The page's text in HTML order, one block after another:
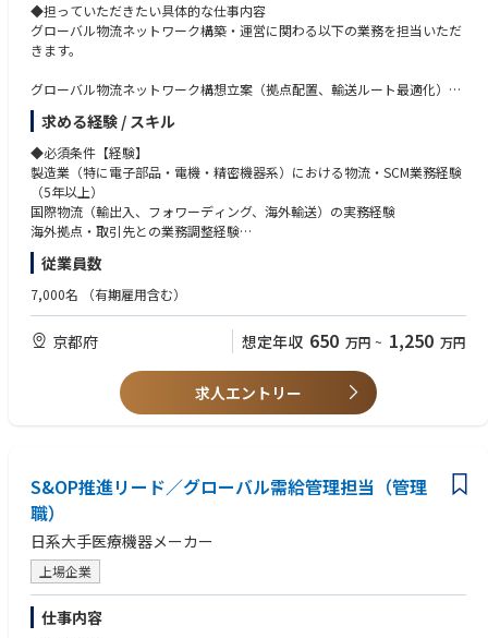
◆担っていただきたい具体的な仕事内容
グローバル物流ネットワーク構築・運営に関わる以下の業務を担当いただ
きます。
グローバル物流ネットワーク構想立案（拠点配置、輸送ルート最適化）
海外拠点（製造・販売・物流拠点）との物流スキーム設計・調整
フォワーダー、3PL、倉庫業者との契約交渉・管理
海上／航空／陸上輸送の最適化およびリードタイム・コスト改善
各国貿易実務（輸出入管理、インコタームズ、関税対応）の統制
物流KPI（コスト、納期、在庫回転率等）の設計・モニタリング
物流BCP、リスクマネジメント（災害・地政学リスク対応）
将来的にはメンバーマネジメント、組織運営への関与
※ご経験・スキルに応じて業務範囲は調整します。
◆具体的な仕事内容に対しての期待する成果
「コストを下げる人」ではなく、「当社のグローバル事業を止めない・強
くする物流を設計し、実行できる人」
◆この仕事の魅力
グローバル物流を「回す仕事」ではなく、「設計し、会社の競争力に変え
技術力に支えられた安定した事業基盤のもと、グローバル物流・SCM
を“次の競争力”に進化させるフェーズにあります。
物流・SCMの専門性を、事業成長に直結させたい方にとって、大きなやり
がいと裁量を持てる環境です。
求める経験 / スキル
◆必須条件【経験】
製造業（特に電子部品・電機・精密機器系）における物流・SCM業務経験
（5年以上）
国際物流（輸出入、フォワーディング、海外輸送）の実務経験
海外拠点・取引先との業務調整経験
◆必須条件【スキル】
日本語：ビジネスレベル
◆歓迎条件
グローバル物流ネットワーク構築・再編プロジェクトの経験
SCM全体（調達〜生産〜物流）の最適化経験
ERP／SCMシステム（SAP等）の導入・活用経験
◆歓迎する人物像
全体最適の視点で物流・サプライチェーンを設計できる方
関係部署・海外拠点と粘り強く調整できるコミュニケーション力のある方
変化の激しい環境下でも課題を整理し、実行まで落とし込める方
将来的に物流・SCM領域を牽引したい志向をお持ちの方
◆使用する開発言語・ソフト・装置/機器等
ERPシステム・SCMシステム・WMSシステム・TMSシステム
従業員数
7,000名 （有期雇用含む）
京都府 想定年収 650 万円 ~ 1,250 万円
求人エントリー
S&OP推進リード／グローバル需給管理担当（管理
職）
日系大手医療機器メーカー
上場企業
仕事内容